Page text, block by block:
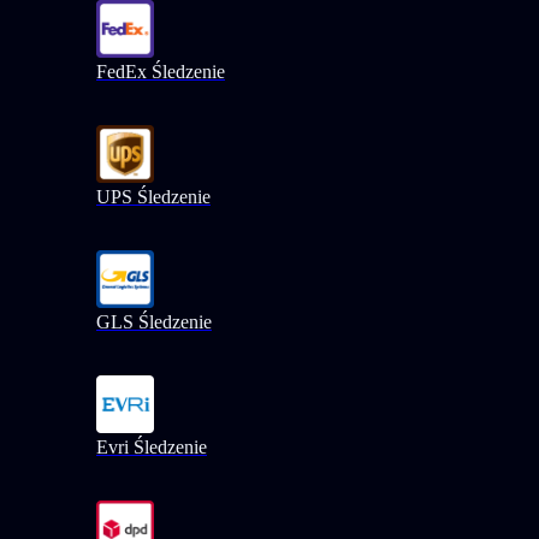
FedEx Śledzenie
UPS Śledzenie
GLS Śledzenie
Evri Śledzenie